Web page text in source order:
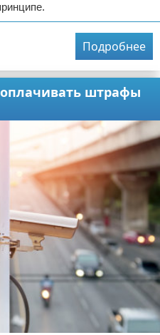
Подробнее
штрафы